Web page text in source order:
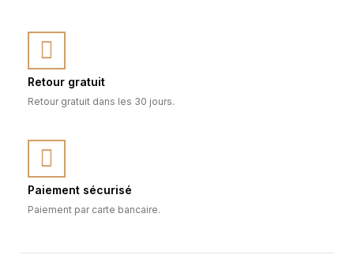
Retour gratuit
Retour gratuit dans les 30 jours.
Paiement sécurisé
Paiement par carte bancaire.